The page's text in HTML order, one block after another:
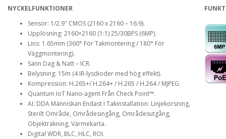
NYCKELFUNKTIONER
Sensor: 1/2.9″ CMOS (2160 x 2160 – 16:9).
Upplösning: 2160×2160 (1:1) 25/30BPS (6MP).
Lins: 1.65mm (360° För Takmontering / 180° För
Väggmontering).
Sann Dag & Natt – ICR.
Belysning: 15m (4 IR-lysdioder med hög effekt).
Kompression: H.265+/ H.264+ / H.265 / H.264 / MJPEG.
Quantum IoT Nano-agent Från Check Point™.
AI: DDA Människan Endast I Takinstallation: Linjekorsning,
Sterilt Område, Områdesingång, Områdesutgång,
Objekträkning, Värmekarta.
Digital WDR, BLC, HLC, ROI.